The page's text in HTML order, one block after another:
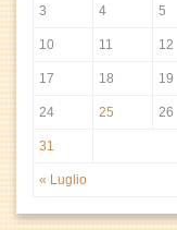
« Luglio
3 4 5
10 11 12
17 18 19
24 25 26
31